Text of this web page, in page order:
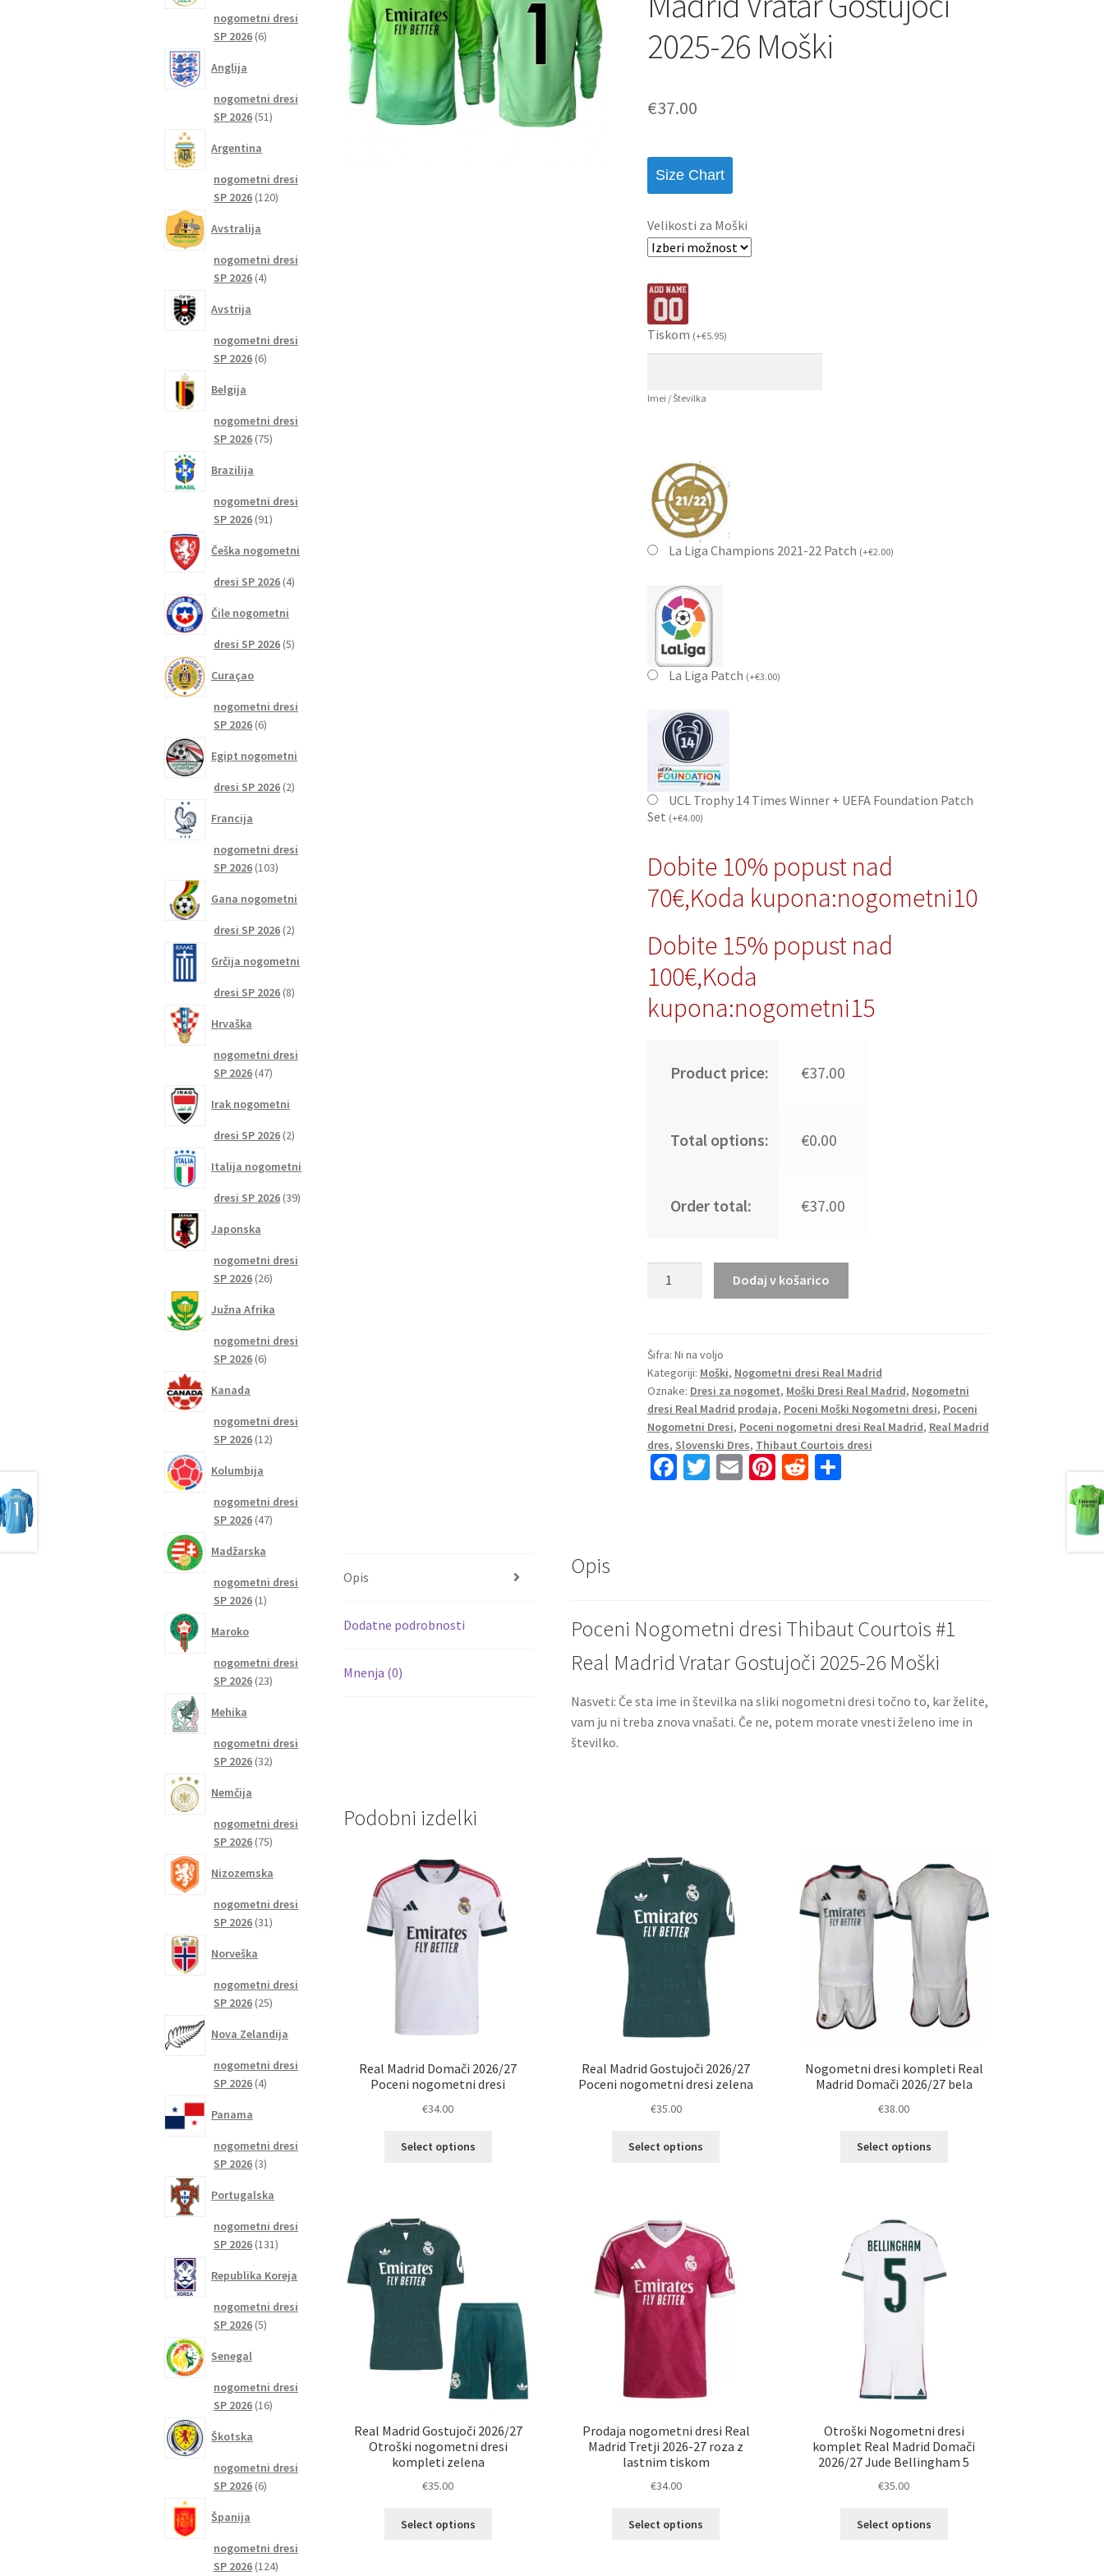
2025-26 Moški
€37.00
Size Chart
Velikosti za Moški
Tiskom (+€5.95)
Imei / Številka
La Liga Champions 2021-22 Patch (+€2.00)
La Liga Patch (+€3.00)
UCL Trophy 14 Times Winner + UEFA Foundation Patch
Set (+€4.00)
Dobite 10% popust nad
70€,Koda kupona:nogometni10
Dobite 15% popust nad
100€,Koda
kupona:nogometni15
Product price: €37.00
Total options: €0.00
Order total: €37.00
Courtois
#1
Real
Madrid
Vratar
Gostujoči
2025-
Dodaj v košarico
Šifra: Ni na voljo
Kategoriji: Moški, Nogometni dresi Real Madrid
Oznake: Dresi za nogomet, Moški Dresi Real Madrid, Nogometni
dresi Real Madrid prodaja, Poceni Moški Nogometni dresi, Poceni
Nogometni Dresi, Poceni nogometni dresi Real Madrid, Real Madrid
dres, Slovenski Dres, Thibaut Courtois dresi
Fa T E Pi R S
Opis
Dodatne podrobnosti
Mnenja (0)
Opis
Poceni Nogometni dresi Thibaut Courtois #1
Real Madrid Vratar Gostujoči 2025-26 Moški
Nasveti: Če sta ime in številka na sliki nogometni dresi točno to, kar želite,
vam ju ni treba znova vnašati. Če ne, potem morate vnesti želeno ime in
številko.
Podobni izdelki
Real Madrid Domači 2026/27
Poceni nogometni dresi
€34.00
Select options
strani
izdelka
Real Madrid Gostujoči 2026/27
Poceni nogometni dresi zelena
€35.00
Select options
lahko
izberete
na
strani
Nogometni dresi kompleti Real
Madrid Domači 2026/27 bela
€38.00
Select options
Real Madrid Gostujoči 2026/27
Otroški nogometni dresi
kompleti zelena
€35.00
Select options
Prodaja nogometni dresi Real
Madrid Tretji 2026-27 roza z
lastnim tiskom
€34.00
Select options
Otroški Nogometni dresi
komplet Real Madrid Domači
2026/27 Jude Bellingham 5
€35.00
Select options
nogometni dresi
SP 2026 66
Anglija
nogometni dresi
SP 2026 5151
Argentina
nogometni dresi
SP 2026 120120
Avstralija
nogometni dresi
SP 2026 44
Avstrija
nogometni dresi
SP 2026 66
Belgija
nogometni dresi
SP 2026 7575
Brazilija
nogometni dresi
SP 2026 9191
Češka nogometni
dresi SP 2026 44
Čile nogometni
dresi SP 2026 55
Curaçao
nogometni dresi
SP 2026 66
Egipt nogometni
dresi SP 2026 22
Francija
nogometni dresi
SP 2026 103103
Gana nogometni
dresi SP 2026 22
Grčija nogometni
dresi SP 2026 88
Hrvaška
nogometni dresi
SP 2026 4747
Irak nogometni
dresi SP 2026 22
Italija nogometni
dresi SP 2026 3939
Japonska
nogometni dresi
SP 2026 2626
Južna Afrika
nogometni dresi
SP 2026 66
Kanada
nogometni dresi
SP 2026 1212
Kolumbija
nogometni dresi
SP 2026 4747
Madžarska
nogometni dresi
SP 2026 11
Maroko
nogometni dresi
SP 2026 2323
Mehika
nogometni dresi
SP 2026 3232
Nemčija
nogometni dresi
SP 2026 7575
Nizozemska
nogometni dresi
SP 2026 3131
Norveška
nogometni dresi
SP 2026 2525
Nova Zelandija
nogometni dresi
SP 2026 44
Panama
nogometni dresi
SP 2026 33
Portugalska
nogometni dresi
SP 2026 131131
Republika Koreja
nogometni dresi
SP 2026 55
Senegal
nogometni dresi
SP 2026 1616
Škotska
nogometni dresi
SP 2026 66
Španija
nogometni dresi
SP 2026 124124